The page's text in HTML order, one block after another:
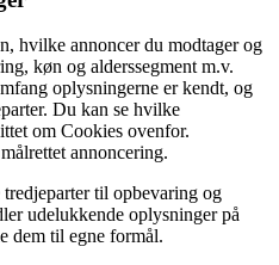
hvilke annoncer du modtager og
køn og alderssegment m.v.
oplysningerne er kendt, og
Du kan se hvilke
om Cookies ovenfor.
annoncering.
til opbevaring og
udelukkende oplysninger på
dem til egne formål.